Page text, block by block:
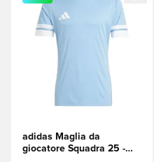
adidas Maglia da
giocatore Squadra 25 -